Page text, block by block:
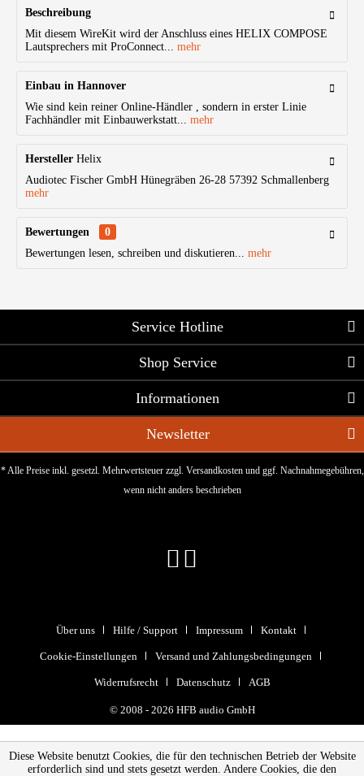
Beschreibung
Mit diesem WireKit wird der Anschluss eines HELIX COMPOSE
Lautsprechers mit ProConnect... mehr
Einbau in Hannover
Wie sind kein reiner Online-Händler , sondern in erster Linie
Fachhändler mit Einbauwerkstatt... mehr
Hersteller Helix
Audiotec Fischer GmbH Hünegräben 26-28 57392 Schmallenberg
mehr
Bewertungen
0
Bewertungen lesen, schreiben und diskutieren... mehr
Service Hotline
Shop Service
Informationen
Newsletter
* Alle Preise inkl. gesetzl. Mehrwertsteuer zzgl. Versandkostenund ggf. Nachnahmegebühren,
wenn nicht anders beschrieben
Über uns Hilfe / Support Impressum Kontakt
Cookie-Einstellungen Versand und Zahlungsbedingungen
Widerrufsrecht Datenschutz AGB
© 2008 - 2026 HFB audio GmbH
Diese Website benutzt Cookies, die für den technischen Betrieb der Website
erforderlich sind und stets gesetzt werden. Andere Cookies, die den